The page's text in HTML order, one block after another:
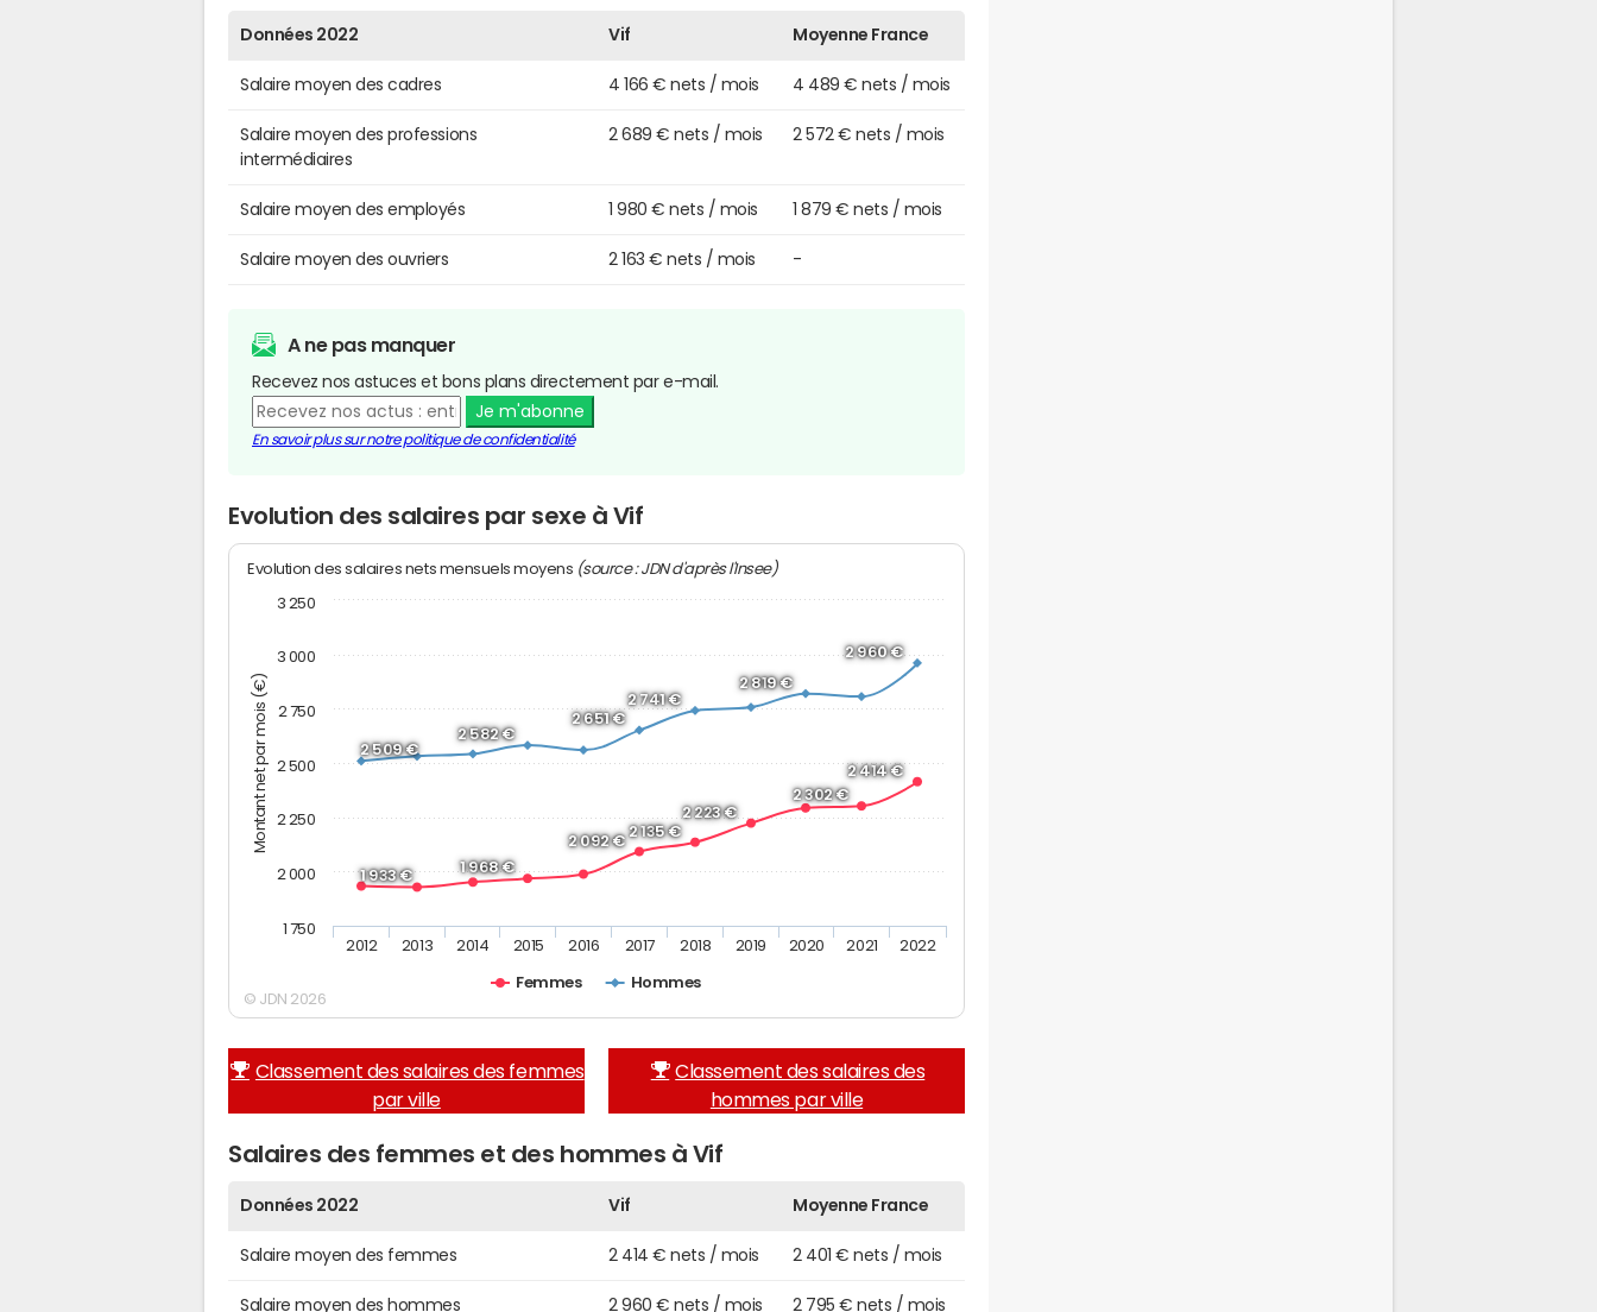
Données 2022 Vif Moyenne France
Salaire moyen des cadres 4 166 € nets / mois 4 489 € nets / mois
Salaire moyen des professions
intermédiaires
2 689 € nets / mois 2 572 € nets / mois
Salaire moyen des employés 1 980 € nets / mois 1 879 € nets / mois
Salaire moyen des ouvriers 2 163 € nets / mois -
A ne pas manquer
Recevez nos astuces et bons plans directement par e-mail.
Je m'abonne
En savoir plus sur notre politique de confidentialité
Evolution des salaires par sexe à Vif
Montant net par mois (€)
Evolution des salaires nets mensuels moyens (source : JDN d'après l'Insee)
1 933 €
1 968 €
2 092 €
2 135 €
2 223 €
2 302 €
2 414 €
2 509 €
2 582 €
2 651 €
2 741 €
2 819 €
2 960 €
Femmes Hommes
2012 2013 2014 2015 2016 2017 2018 2019 2020 2021 2022
1 750
2 000
2 250
2 500
2 750
3 000
3 250
© JDN 2026
Classement des salaires des femmes
par ville
Classement des salaires des
hommes par ville
Salaires des femmes et des hommes à Vif
Données 2022 Vif Moyenne France
Salaire moyen des femmes 2 414 € nets / mois 2 401 € nets / mois
Salaire moyen des hommes 2 960 € nets / mois 2 795 € nets / mois